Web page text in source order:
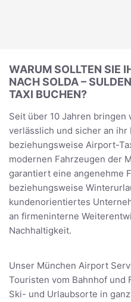
WARUM SOLLTEN SIE
NACH SOLDA –
TAXI BUCHEN?
Seit über 10 Jahren bringen
verlässlich und sicher an
beziehungsweise Airport-
modernen Fahrzeugen der
garantiert eine angenehme
beziehungsweise
kundenorientiertes
an firmeninterne
Nachhaltigkeit.
Unser München Airport
Touristen vom Bahnhof und
Ski- und Urlaubsorte in